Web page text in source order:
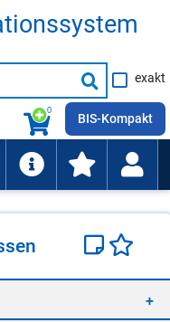
Suche
starten
exakt
0
BIS-Kompakt